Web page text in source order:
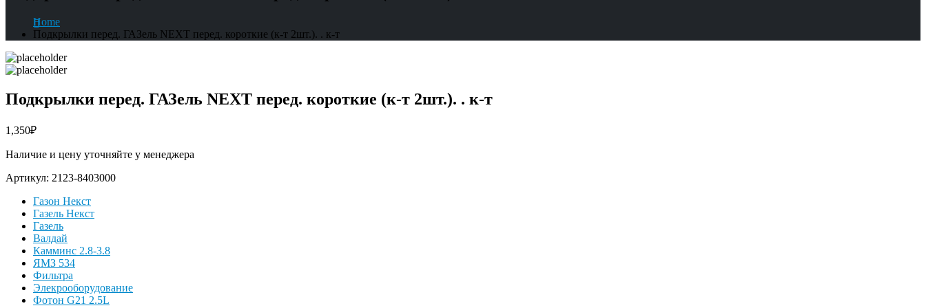
Home
Подкрылки перед. ГАЗель NEXT перед. короткие (к-т 2шт.). . к-т
Подкрылки перед. ГАЗель NEXT перед. короткие (к-т 2шт.). . к-т
1,350₽
Наличие и цену уточняйте у менеджера
Артикул: 2123-8403000
Газон Некст
Газель Некст
Газель
Валдай
Камминс 2.8-3.8
ЯМЗ 534
Фильтра
Элекрооборудование
Фотон G21 2.5L